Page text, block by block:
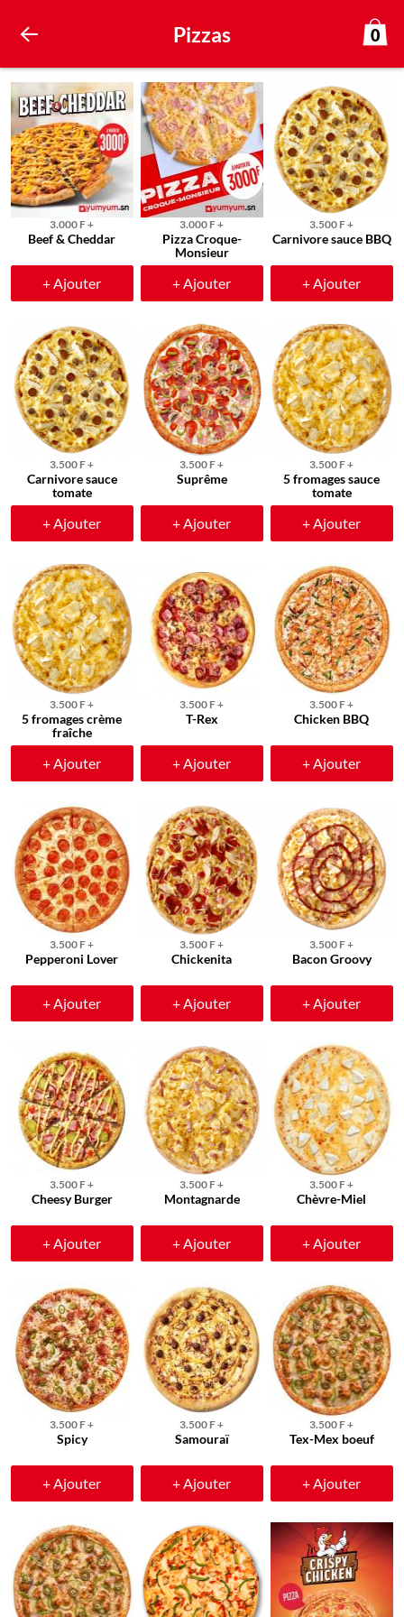
Pizzas 0
3.000 F +
Beef & Cheddar
+ Ajouter
3.000 F +
Pizza Croque-
Monsieur
+ Ajouter
3.500 F +
Carnivore sauce BBQ
+ Ajouter
3.500 F +
Carnivore sauce
tomate
+ Ajouter
3.500 F +
Suprême
+ Ajouter
3.500 F +
5 fromages sauce
tomate
+ Ajouter
3.500 F +
5 fromages crème
fraîche
+ Ajouter
3.500 F +
T-Rex
+ Ajouter
3.500 F +
Chicken BBQ
+ Ajouter
3.500 F +
Pepperoni Lover
+ Ajouter
3.500 F +
Chickenita
+ Ajouter
3.500 F +
Bacon Groovy
+ Ajouter
3.500 F +
Cheesy Burger
+ Ajouter
3.500 F +
Montagnarde
+ Ajouter
3.500 F +
Chèvre-Miel
+ Ajouter
3.500 F +
Spicy
+ Ajouter
3.500 F +
Samouraï
+ Ajouter
3.500 F +
Tex-Mex boeuf
+ Ajouter